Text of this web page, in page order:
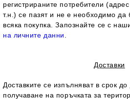
регистрираните потребители
т.н.) се пазят и не е необходимо да
всяка покупка. Запознайте се с
на личните данни
Доставки
Доставките се изпълняват в срок
получаване на поръчката за